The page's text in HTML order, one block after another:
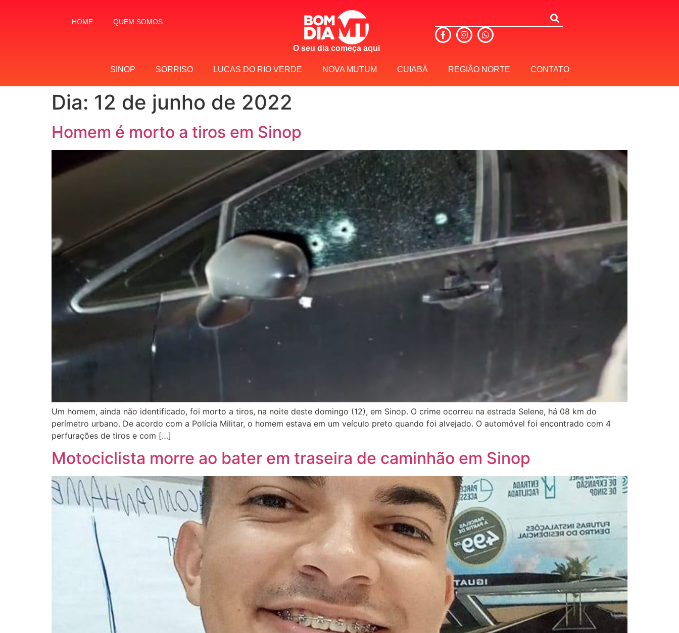
HOME QUEM SOMOS
O seu dia começa aqui
SINOP SORRISO LUCAS DO RIO VERDE NOVA MUTUM CUIABÁ REGIÃO NORTE CONTATO
Dia: 12 de junho de 2022
Homem é morto a tiros em Sinop
Um homem, ainda não identificado, foi morto a tiros, na noite deste domingo (12), em Sinop. O crime ocorreu na estrada Selene, há 08 km do
perímetro urbano. De acordo com a Polícia Militar, o homem estava em um veículo preto quando foi alvejado. O automóvel foi encontrado com 4
perfurações de tiros e com […]
Motociclista morre ao bater em traseira de caminhão em Sinop